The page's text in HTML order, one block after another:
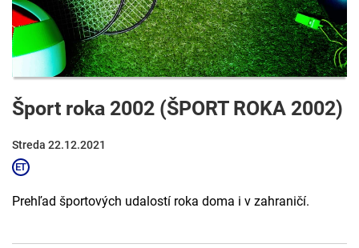
Šport roka 2002 (ŠPORT ROKA 2002)
Streda 22.12.2021
Prehľad športových udalostí roka doma i v zahraničí.